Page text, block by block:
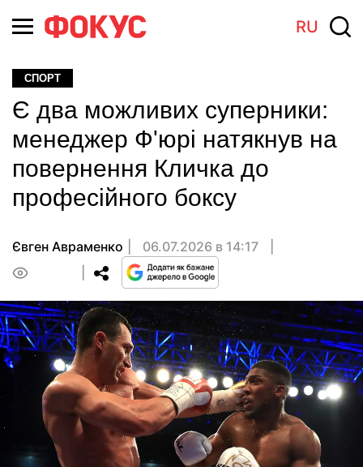
RU
СПОРТ
Є два можливих суперники:
менеджер Ф'юрі натякнув на
повернення Кличка до
професійного боксу
Євген Авраменко
06.07.2026 в 14:17